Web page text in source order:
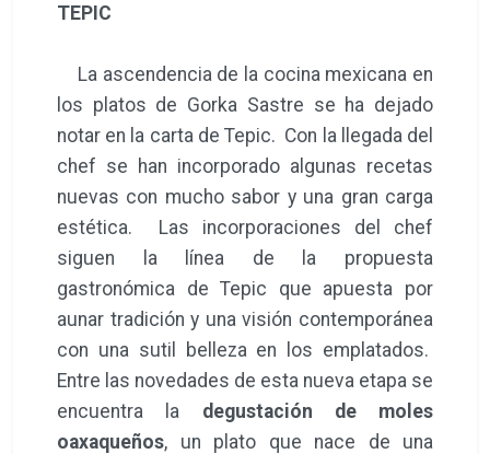
TEPIC
La ascendencia de la cocina mexicana en
los platos de Gorka Sastre se ha dejado
notar en la carta de Tepic. Con la llegada del
chef se han incorporado algunas recetas
nuevas con mucho sabor y una gran carga
estética. Las incorporaciones del chef
siguen la línea de la propuesta
gastronómica de Tepic que apuesta por
aunar tradición y una visión contemporánea
con una sutil belleza en los emplatados.
Entre las novedades de esta nueva etapa se
encuentra la degustación de moles
oaxaqueños, un plato que nace de una